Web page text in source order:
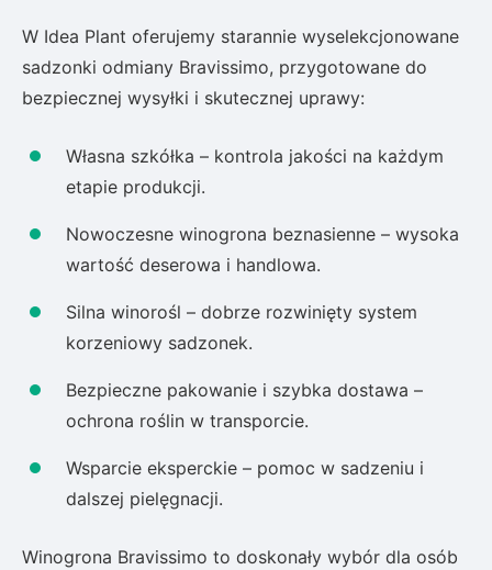
W Idea Plant oferujemy starannie wyselekcjonowane
sadzonki odmiany Bravissimo, przygotowane do
bezpiecznej wysyłki i skutecznej uprawy:
Własna szkółka – kontrola jakości na każdym
etapie produkcji.
Nowoczesne winogrona beznasienne – wysoka
wartość deserowa i handlowa.
Silna winorośl – dobrze rozwinięty system
korzeniowy sadzonek.
Bezpieczne pakowanie i szybka dostawa –
ochrona roślin w transporcie.
Wsparcie eksperckie – pomoc w sadzeniu i
dalszej pielęgnacji.
Winogrona Bravissimo to doskonały wybór dla osób